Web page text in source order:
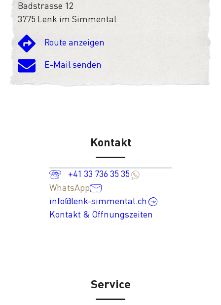
Badstrasse 12
3775 Lenk im Simmental
Route anzeigen
E-Mail senden
Kontakt
+41 33 736 35 35
WhatsApp
info@lenk-simmental.ch
Kontakt & Öffnungszeiten
Service